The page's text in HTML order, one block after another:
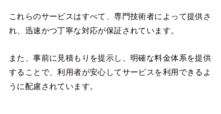
これらのサービスはすべて、専門技術者によって提供さ
れ、迅速かつ丁寧な対応が保証されています。
また、事前に見積もりを提示し、明確な料金体系を提供
することで、利用者が安心してサービスを利用できるよ
うに配慮されています。